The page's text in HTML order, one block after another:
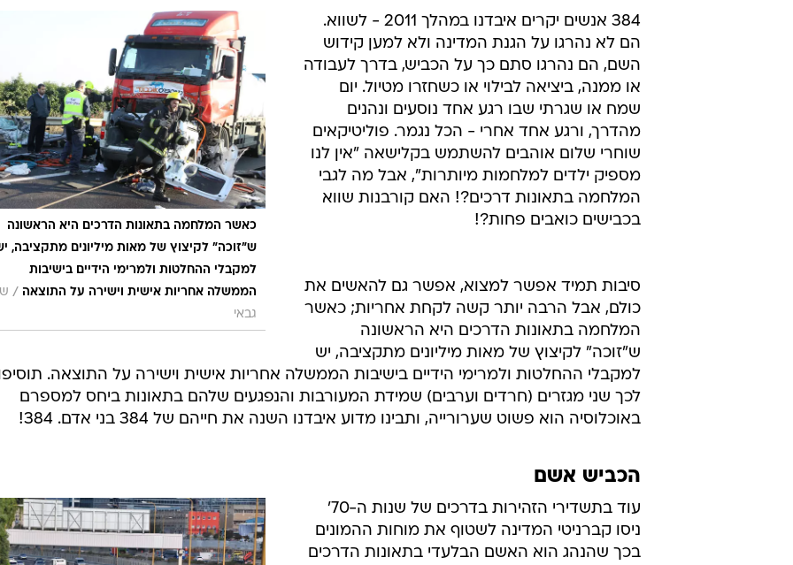
כאשר המלחמה בתאונות הדרכים היא הראשונה
ש"זוכה" לקיצוץ של מאות מיליונים מתקציבה,
למקבלי ההחלטות ולמרימי הידיים בישיבות
הממשלה אחריות אישית וישירה על התוצאה /
גבאי
384 אנשים יקרים איבדנו במהלך 2011 - לשווא.
הם לא נהרגו על הגנת המדינה ולא למען קידוש
השם, הם נהרגו סתם כך על הכביש, בדרך לעבודה
או ממנה, ביציאה לבילוי או כשחזרו מטיול. יום
שמח או שגרתי שבו רגע אחד נוסעים ונהנים
מהדרך, ורגע אחד אחרי - הכל נגמר. פוליטיקאים
שוחרי שלום אוהבים להשתמש בקלישאה "אין לנו
מספיק ילדים למלחמות מיותרות", אבל מה לגבי
המלחמה בתאונות דרכים?! האם קורבנות שווא
בכבישים כואבים פחות?!
סיבות תמיד אפשר למצוא, אפשר גם להאשים את
כולם, אבל הרבה יותר קשה לקחת אחריות; כאשר
המלחמה בתאונות הדרכים היא הראשונה
ש"זוכה" לקיצוץ של מאות מיליונים מתקציבה, יש
למקבלי ההחלטות ולמרימי הידיים בישיבות הממשלה אחריות אישית וישירה על התוצאה.
לכך שני מגזרים (חרדים וערבים) שמידת המעורבות והנפגעים שלהם בתאונות ביחס למספרם
באוכלוסיה הוא פשוט שערורייה, ותבינו מדוע איבדנו השנה את חייהם של 384 בני אדם. 384!
הכביש אשם
עוד בתשדירי הזהירות בדרכים של שנות ה-70'
ניסו קברניטי המדינה לשטוף את מוחות ההמונים
בכך שהנהג הוא האשם הבלעדי בתאונות הדרכים